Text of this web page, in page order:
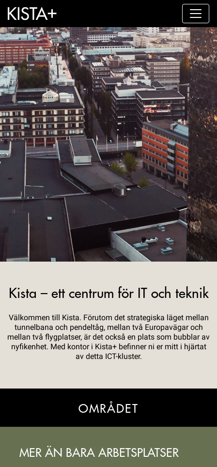
Kista – ett centrum för IT och teknik
Välkommen till Kista. Förutom det strategiska läget mellan
tunnelbana och pendeltåg, mellan två Europavägar och
mellan två flygplatser, är det också en plats som bubblar av
nyfikenhet. Med kontor i Kista+ befinner ni er mitt i hjärtat
av detta ICT-kluster.
OMRÅDET
MER ÄN BARA ARBETSPLATSER